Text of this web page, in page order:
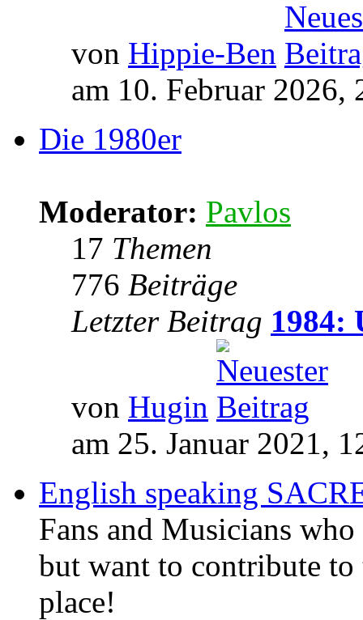
von Hippie-Ben
am 10. Februar 2026,
Die 1980er
Moderator: Pavlos
17 Themen
776 Beiträge
Letzter Beitrag 1984:
von Hugin
am 25. Januar 2021,
English speaking
Fans and Musicians
but want to contribute to
place!